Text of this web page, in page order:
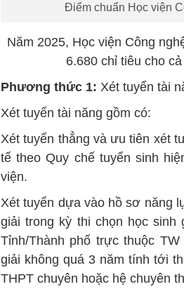
Điểm chuẩn Học viện
Năm 2025, Học viện Công
6.680 chỉ tiêu cho
Phương thức 1: Xét tuyển tài
Xét tuyển tài năng gồm có:
Xét tuyển thẳng và ưu tiên xét
tế theo Quy chế tuyển sinh
viện.
Xét tuyển dựa vào hồ sơ năng
giải trong kỳ thi chọn học sinh
Tỉnh/Thành phố trực thuộc
giải không quá 3 năm tính tới
THPT chuyên hoặc hệ chuyên